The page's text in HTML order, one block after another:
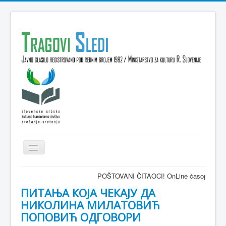
Isključi
navigaciju
VESTI
KULTURA
INTERVJU
POŠTOVANI ČITAOCI! OnLine časopis
ПИТАЊА КОЈА ЧЕКАЈУ ДА
НИКОЛИНА МИЛАТОВИЋ
ПОПОВИЋ ОДГОВОРИ